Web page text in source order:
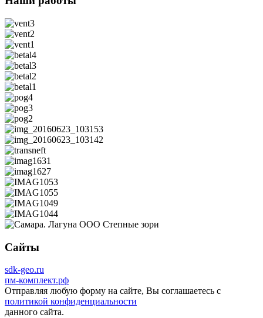
Сайты
sdk-geo.ru
пм-комплект.рф
Отправляя любую форму на сайте, Вы соглашаетесь с
политикой конфиденциальности
данного сайта.